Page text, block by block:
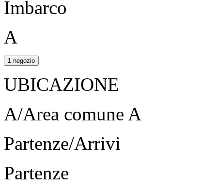
Imbarco
A
1 negozio
UBICAZIONE
A/Area comune A
Partenze/Arrivi
Partenze